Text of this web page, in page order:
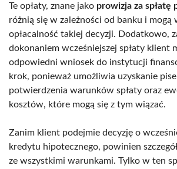
Te opłaty, znane jako prowizja za spłatę
różnią się w zależności od banku i mogą
opłacalność takiej decyzji. Dodatkowo,
dokonaniem wcześniejszej spłaty klient
odpowiedni wniosek do instytucji
krok, ponieważ umożliwia uzyskanie
potwierdzenia warunków spłaty oraz
kosztów, które mogą się z tym wiązać.
Zanim klient podejmie decyzję o
kredytu hipotecznego, powinien
ze wszystkimi warunkami. Tylko w ten